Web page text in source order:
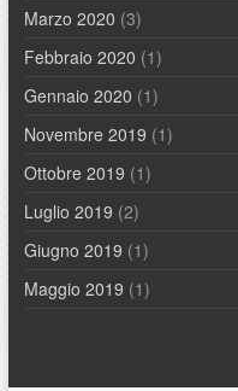
Marzo 2020 (3)
Febbraio 2020 (1)
Gennaio 2020 (1)
Novembre 2019 (1)
Ottobre 2019 (1)
Luglio 2019 (2)
Giugno 2019 (1)
Maggio 2019 (1)